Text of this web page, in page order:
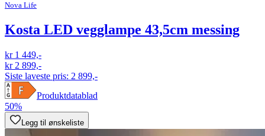
Nova Life
Kosta LED vegglampe 43,5cm messing
kr 1 449,-
kr 2 899,-
Siste laveste pris: 2 899,-
Produktdatablad
50%
Legg til ønskeliste